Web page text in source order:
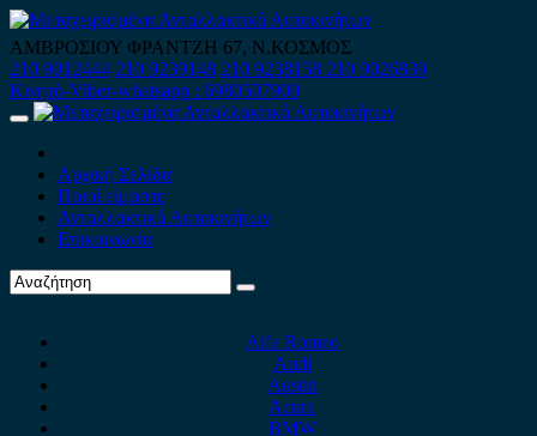
Skip
to
content
ΑΜΒΡΟΣΙΟΥ ΦΡΑΝΤΖΗ 67, Ν.ΚΟΣΜΟΣ
210 9012444 210 9239148 210 9238158 210 9026839
Κινητό-Viber-whatsapp : 6980507900
Primary
Αρχική Σελίδα
Ποιοί είμαστε
Ανταλλακτικά Αυτοκινήτων
Επικοινωνία
Alfa Romeo
Audi
Austin
Acura
BMW